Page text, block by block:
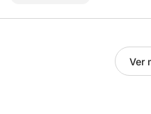
Ver